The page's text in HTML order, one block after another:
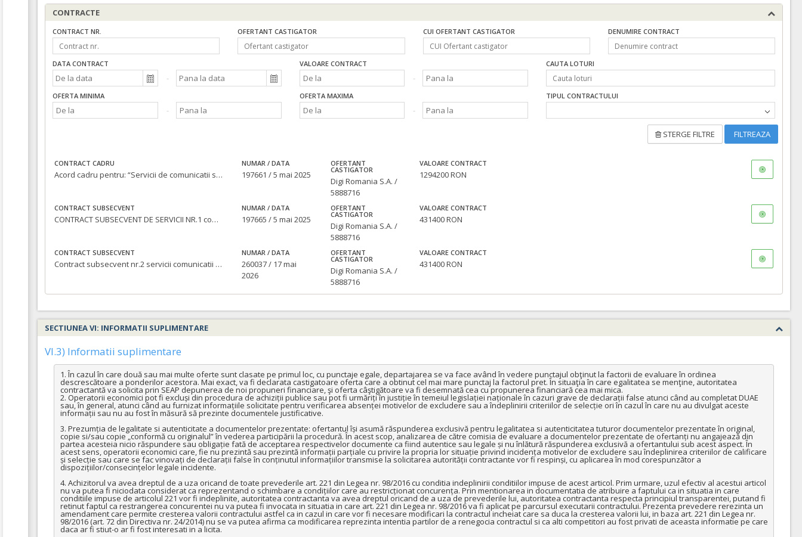
CONTRACTE
CONTRACT NR. OFERTANT CASTIGATOR CUI OFERTANT CASTIGATOR DENUMIRE CONTRACT
DATA CONTRACT VALOARE CONTRACT CAUTA LOTURI
OFERTA MINIMA OFERTA MAXIMA TIPUL CONTRACTULUI
STERGE FILTRE FILTREAZA
CONTRACT CADRU
Acord cadru pentru: “Servicii de comunicatii si mentenanta a sistemului unic de supraveghere video a domeniului public din Municipiul Oradea” pentru o perioada de 36 de luni.
NUMAR / DATA
197661 / 5 mai 2025
OFERTANT
CASTIGATOR
Digi Romania S.A. /
5888716
VALOARE CONTRACT
1294200 RON
CONTRACT SUBSECVENT
CONTRACT SUBSECVENT DE SERVICII NR.1 comunicatii si mentenanta a sistemului unic de supraveghere video a domeniului public din Municipiul Oradea
NUMAR / DATA
197665 / 5 mai 2025
OFERTANT
CASTIGATOR
Digi Romania S.A. /
5888716
VALOARE CONTRACT
431400 RON
CONTRACT SUBSECVENT
Contract subsecvent nr.2 servicii comunicatii si mentenanta a sistemului unic de supraveghere video a domeniului public din Municipiul Oradea
NUMAR / DATA
260037 / 17 mai
2026
OFERTANT
CASTIGATOR
Digi Romania S.A. /
5888716
VALOARE CONTRACT
431400 RON
SECTIUNEA VI: INFORMATII SUPLIMENTARE
VI.3) Informatii suplimentare
1. În cazul în care două sau mai multe oferte sunt clasate pe primul loc, cu punctaje egale, departajarea se va face având în vedere punctajul obţinut la factorii de evaluare în ordinea
descrescătoare a ponderilor acestora. Mai exact, va fi declarata castigatoare oferta care a obtinut cel mai mare punctaj la factorul pret. În situaţia în care egalitatea se menţine, autoritatea
contractantă va solicita prin SEAP depunerea de noi propuneri financiare, şi oferta câştigătoare va fi desemnată cea cu propunerea financiară cea mai mica.
2. Operatorii economici pot fi excluși din procedura de achiziții publice sau pot fi urmăriți în justiție în temeiul legislației naționale în cazuri grave de declarații false atunci când au completat DUAE
sau, în general, atunci când au furnizat informațiile solicitate pentru verificarea absenței motivelor de excludere sau a îndeplinirii criteriilor de selecție ori în cazul în care nu au divulgat aceste
informații sau nu au fost în măsură să prezinte documentele justificative.
3. Prezumția de legalitate si autenticitate a documentelor prezentate: ofertantul își asumă răspunderea exclusivă pentru legalitatea si autenticitatea tuturor documentelor prezentate în original,
copie si/sau copie „conformă cu originalul” în vederea participării la procedură. În acest scop, analizarea de către comisia de evaluare a documentelor prezentate de ofertanți nu angajează din
partea acesteia nicio răspundere sau obligație fată de acceptarea respectivelor documente ca fiind autentice sau legale și nu înlătură răspunderea exclusivă a ofertantului sub acest aspect. În
acest sens, operatorii economici care, fie nu prezintă sau prezintă informații parțiale cu privire la propria lor situație privind incidența motivelor de excludere sau îndeplinirea criteriilor de calificare
și selecție sau care se fac vinovați de declarații false în conținutul informațiilor transmise la solicitarea autorității contractante vor fi respinși, cu aplicarea în mod corespunzător a
dispozițiilor/consecințelor legale incidente.
4. Achizitorul va avea dreptul de a uza oricand de toate prevederile art. 221 din Legea nr. 98/2016 cu conditia indeplinirii conditiilor impuse de acest articol. Prim urmare, uzul efectiv al acestui articol
nu va putea fi niciodata considerat ca reprezentand o schimbare a condițiilor care au restricționat concurența. Prin mentionarea in documentatia de atribuire a faptului ca in situatia in care
conditiile impuse de articolul 221 vor fi indeplinite, autoritatea contractanta va avea dreptul oricand de a uza de prevederile lui, autoritatea contractanta respecta principiul transparentei, putand fi
retinut faptul ca restrangerea concurentei nu va putea fi invocata in situatia in care art. 221 din Legea nr. 98/2016 va fi aplicat pe parcursul executarii contractului. Prezenta prevedere rerezinta un
amendament care permite cresterea valorii contractului astfel ca in cazul in care vor fi necesare modificari la contractul incheiat care sa duca la cresterea valorii lui, in baza art. 221 din Legea nr.
98/2016 (art. 72 din Directiva nr. 24/2014) nu se va putea afirma ca modificarea reprezinta intentia partilor de a renegocia contractul si ca alti competitori au fost privati de aceasta informatie pe care
daca ar fi stiut-o ar fi fost interesati in a licita.